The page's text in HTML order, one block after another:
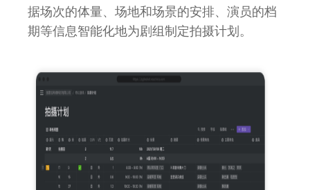
据场次的体量、场地和场景的安排、演员的档
期等信息智能化地为剧组制定拍摄计划。